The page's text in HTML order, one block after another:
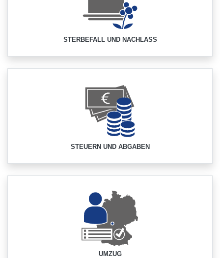
STERBEFALL UND NACHLASS
STEUERN UND ABGABEN
UMZUG